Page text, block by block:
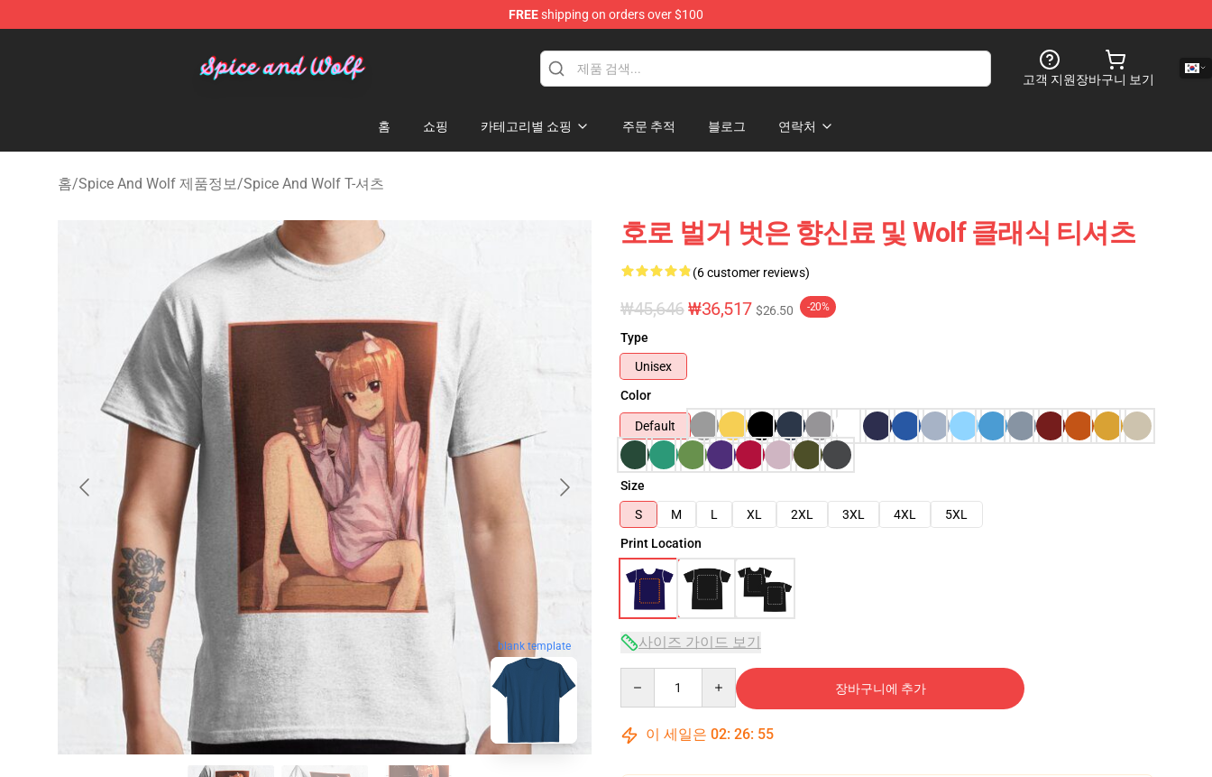
FREEshipping on orders over $100
고객 지원장바구니 보기
홈 쇼핑 카테고리별 쇼핑 주문 추적 블로그 연락처
홈/Spice And Wolf 제품정보/Spice And Wolf T-셔츠
blank template
호로 벌거 벗은 향신료 및 Wolf 클래식 티셔츠
(6 customer reviews)
₩45,646₩36,517 $26.50 -20%
Type
Unisex
Color
Default
Size
S
M L XL 2XL 3XL 4XL
5XL
Print Location
사이즈 가이드 보기
장바구니에 추가
이 세일은 02: 26: 54